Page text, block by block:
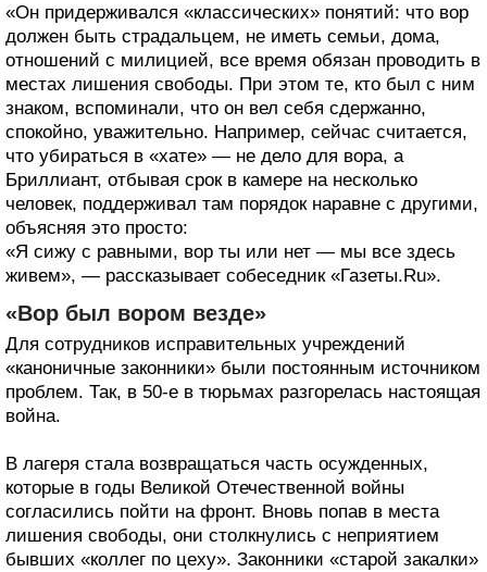
«Он придерживался «классических» понятий: что вор
должен быть страдальцем, не иметь семьи, дома,
отношений с милицией, все время обязан проводить в
местах лишения свободы. При этом те, кто был с ним
знаком, вспоминали, что он вел себя сдержанно,
спокойно, уважительно. Например, сейчас считается,
что убираться в «хате» — не дело для вора, а
Бриллиант, отбывая срок в камере на несколько
человек, поддерживал там порядок наравне с другими,
объясняя это просто:
«Я сижу с равными, вор ты или нет — мы все здесь
живем», — рассказывает собеседник «Газеты.Ru».
«Вор был вором везде»
Для сотрудников исправительных учреждений
«каноничные законники» были постоянным источником
проблем. Так, в 50-е в тюрьмах разгорелась настоящая
война.
В лагеря стала возвращаться часть осужденных,
которые в годы Великой Отечественной войны
согласились пойти на фронт. Вновь попав в места
лишения свободы, они столкнулись с неприятием
бывших «коллег по цеху». Законники «старой закалки»